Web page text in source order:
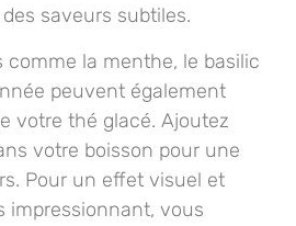
saveurs subtiles.
comme la menthe, le basilic
peuvent également
votre thé glacé. Ajoutez
votre boisson pour une
Pour un effet visuel et
impressionnant, vous